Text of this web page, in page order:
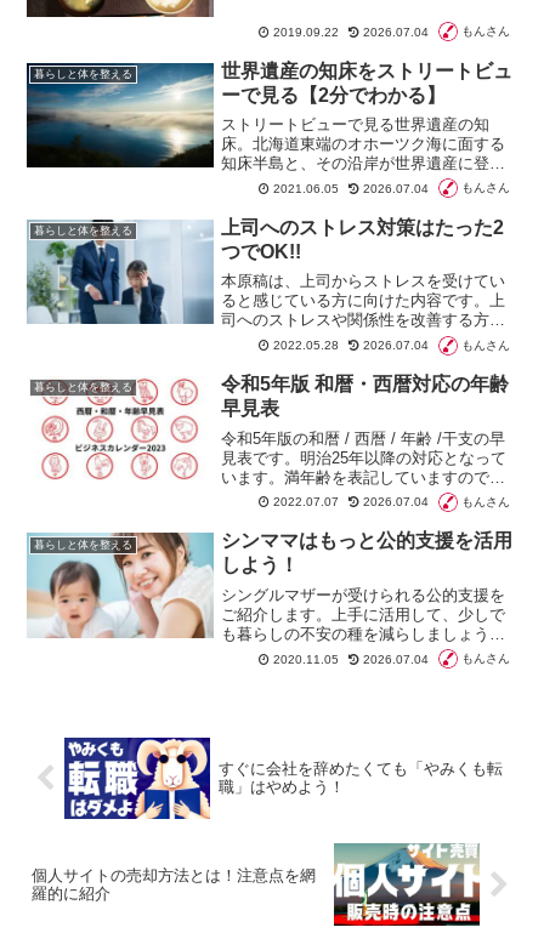
にあえて昭和なのか。それは多職種、多
2019.09.22 2026.07.04 もんさん
暮らしと体を整える
世界遺産の知床をストリートビュ
ーで見る【2分でわかる】
ストリートビューで見る世界遺産の知
床。北海道東端のオホーツク海に面する
知床半島と、その沿岸が世界遺産に登録
されています。
2021.06.05 2026.07.04 もんさん
暮らしと体を整える
上司へのストレス対策はたった2
つでOK!!
本原稿は、上司からストレスを受けてい
ると感じている方に向けた内容です。上
司へのストレスや関係性を改善する方法
としてルール化とTODOを紹介します。
いろいろ考えるより、上司との距離や関
係性をルール化することで余計な負荷を
減らします。
2022.05.28 2026.07.04 もんさん
暮らしと体を整える
令和5年版 和暦・西暦対応の年齢
早見表
令和5年版の和暦 / 西暦 / 年齢 /干支の早
見表です。明治25年以降の対応となって
います。満年齢を表記していますので、
誕生日を迎えた以降の年齢として表記し
ています。誕生日前は、年齢から1を引き
ます。2023年のビジネスカレンダーも掲
載しています
2022.07.07 2026.07.04 もんさん
暮らしと体を整える
シンママはもっと公的支援を活用
しよう！
シングルマザーが受けられる公的支援を
ご紹介します。上手に活用して、少しで
も暮らしの不安の種を減らしましょう。
経営者の方も従業員にひとり親の方がい
るなら公的支援をアドバイスしましょ
2020.11.05 2026.07.04 もんさん
すぐに会社を辞めたくても「やみくも転
職」はやめよう！
個人サイトの売却方法とは！注意点を網
羅的に紹介